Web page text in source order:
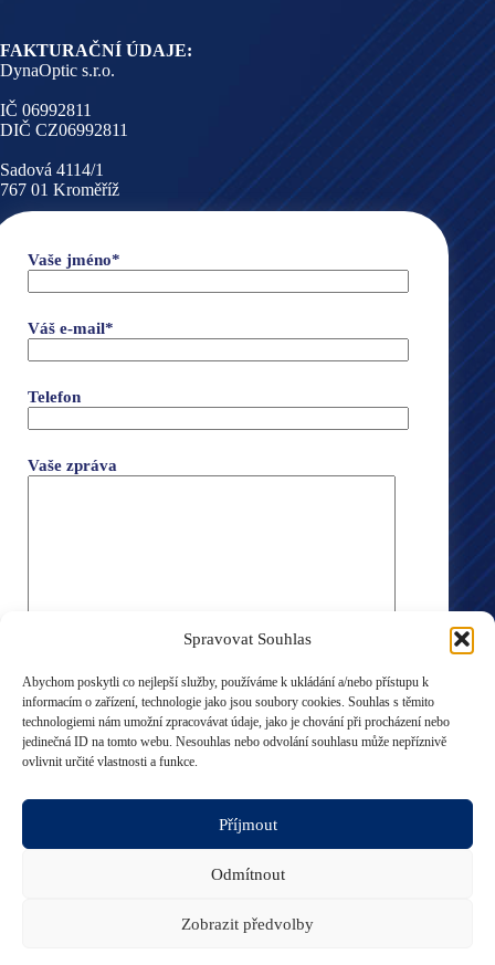
Spravovat Souhlas
Abychom poskytli co nejlepší služby, používáme k ukládání a/nebo přístupu k
informacím o zařízení, technologie jako jsou soubory cookies. Souhlas s těmito
technologiemi nám umožní zpracovávat údaje, jako je chování při procházení nebo
jedinečná ID na tomto webu. Nesouhlas nebo odvolání souhlasu může nepříznivě
ovlivnit určité vlastnosti a funkce.
Příjmout
Odmítnout
Zobrazit předvolby
FAKTURAČNÍ ÚDAJE:
DynaOptic s.r.o.
IČ 06992811
DIČ CZ06992811
Sadová 4114/1
767 01 Kroměříž
Vaše jméno*
Váš e-mail*
Telefon
Vaše zpráva
A
e
Odesláním formuláře, souhlasíte se zpracováním osobních
údajů, dle našich zásad.